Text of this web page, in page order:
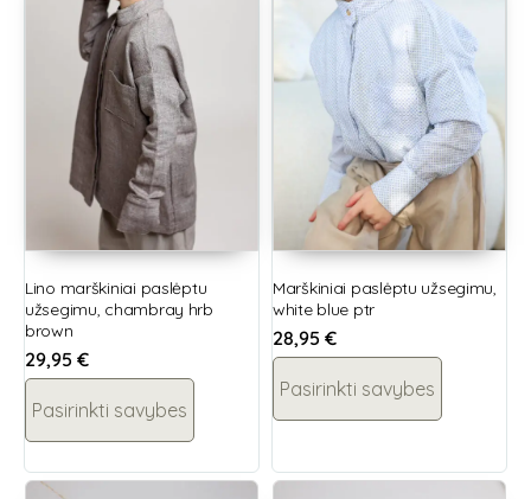
Lino marškiniai paslėptu
užsegimu, chambray hrb
brown
29,95 €
Pasirinkti savybes
Marškiniai paslėptu užsegimu,
white blue ptr
28,95 €
Pasirinkti savybes